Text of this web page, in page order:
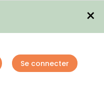
×
Se connecter